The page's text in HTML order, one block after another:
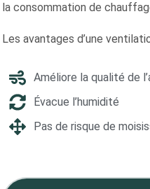
la consommation de
Les avantages d’une
Améliore la qualité de
Évacue l’humidité
Pas de risque de